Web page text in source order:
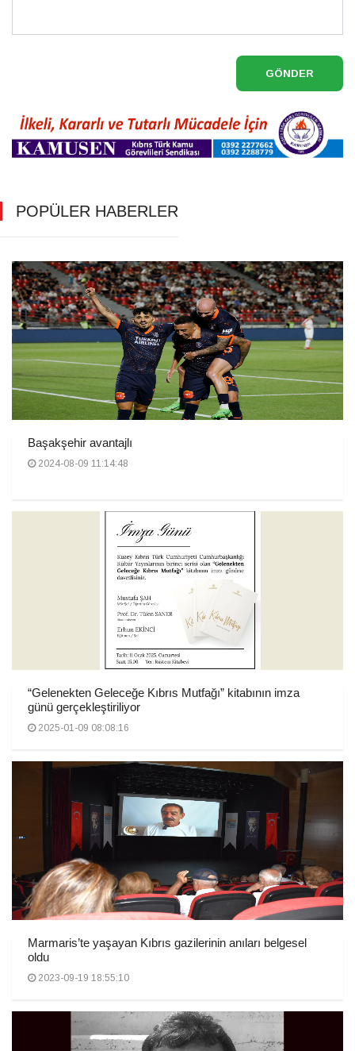
GÖNDER
POPÜLER HABERLER
Başakşehir avantajlı
2024-08-09 11:14:48
“Gelenekten Geleceğe Kıbrıs Mutfağı” kitabının imza
günü gerçekleştiriliyor
2025-01-09 08:08:16
Marmaris’te yaşayan Kıbrıs gazilerinin anıları belgesel
oldu
2023-09-19 18:55:10